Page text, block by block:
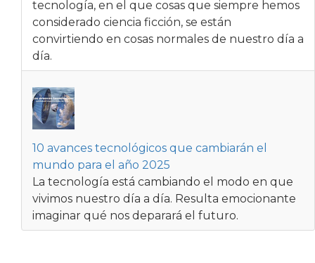
tecnología, en el que cosas que siempre hemos
considerado ciencia ficción, se están
convirtiendo en cosas normales de nuestro día a
día.
10 avances tecnológicos que cambiarán el
mundo para el año 2025
La tecnología está cambiando el modo en que
vivimos nuestro día a día. Resulta emocionante
imaginar qué nos deparará el futuro.